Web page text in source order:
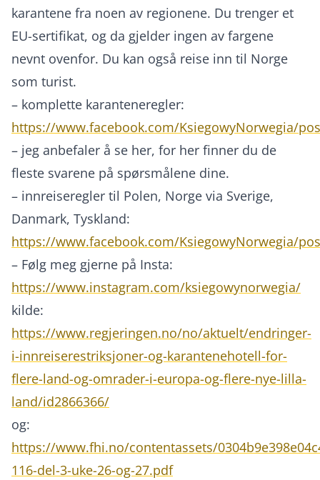
karantene fra noen av regionene. Du trenger et
EU-sertifikat, og da gjelder ingen av fargene
nevnt ovenfor. Du kan også reise inn til Norge
som turist.
– komplette karanteneregler:
https://www.facebook.com/KsiegowyNorwegia/
– jeg anbefaler å se her, for her finner du de
fleste svarene på spørsmålene dine.
– innreiseregler til Polen, Norge via Sverige,
Danmark, Tyskland:
https://www.facebook.com/KsiegowyNorwegia/
– Følg meg gjerne på Insta:
https://www.instagram.com/ksiegowynorwegia/
kilde:
https://www.regjeringen.no/no/aktuelt/endringer-
i-innreiserestriksjoner-og-karantenehotell-for-
flere-land-og-omrader-i-europa-og-flere-nye-lilla-
land/id2866366/
og:
https://www.fhi.no/contentassets/
116-del-3-uke-26-og-27.pdf